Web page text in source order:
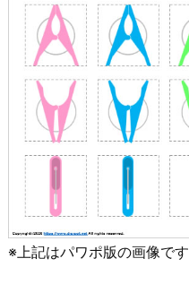
※上記はパワポ版の画像です